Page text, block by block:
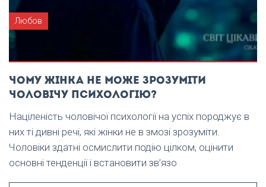
Любов
Чому жінка не може зрозуміти
чоловічу психологію?
Націленість чоловічої психології на успіх породжує в
них ті дивні речі, які жінки не в змозі зрозуміти.
Чоловіки здатні осмислити подію цілком, оцінити
основні тенденції і встановити зв’язо